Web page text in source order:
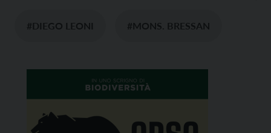
#DIEGO LEONI #MONS. BRESSAN